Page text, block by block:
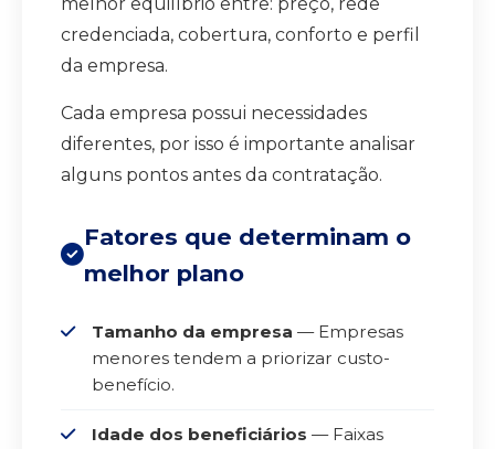
credenciada, cobertura, conforto e perfil
da empresa.
Cada empresa possui necessidades
diferentes, por isso é importante analisar
alguns pontos antes da contratação.
Fatores que determinam o
melhor plano
Tamanho da empresa — Empresas
menores tendem a priorizar custo-
benefício.
Idade dos beneficiários — Faixas